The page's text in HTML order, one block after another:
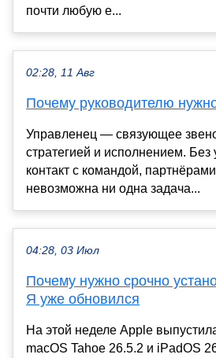
почти любую е...
02:28, 11 Авг
Почему руководителю
Управленец — связующее
стратегией и исполнением. Без
контакт с командой,
невозможна ни одна задача...
04:28, 03 Июл
Почему нужно срочно
Я уже обновился
На этой неделе Apple
macOS Tahoe 26.5.2 и iPadOS